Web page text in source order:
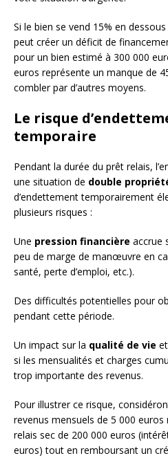
Si le bien se vend 15% en
peut créer un déficit de
pour un bien estimé à 300 000
euros représente un manque de
combler par d’autres moyens.
Le risque
temporaire
Pendant la durée du prêt relais,
une situation de double
d’endettement temporairement
plusieurs risques :
Une pression financière accrue
peu de marge de manœuvre en
santé, perte d’emploi, etc.).
Des difficultés potentielles pour
pendant cette période.
Un impact sur la qualité de vie
si les mensualités et charges
trop importante des revenus.
Pour illustrer ce risque,
revenus mensuels de 5 000
relais sec de 200 000 euros
euros) tout en remboursant un